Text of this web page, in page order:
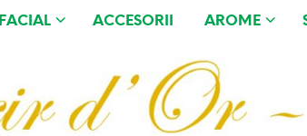
FACIAL ACCESORII AROME